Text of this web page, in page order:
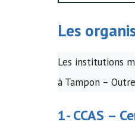
Les
Les institutions
à Tampon –
1-CCAS –